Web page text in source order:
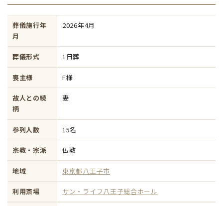
葬儀施行年
月
2026年4月
葬儀形式 1日葬
喪主様 F様
故人との続
柄
妻
参列人数 15名
宗教・宗派 仏教
地域 東京都八王子市
利用斎場 サン・ライフ八王子総合ホール